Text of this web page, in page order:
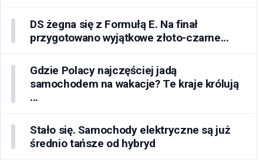
DS żegna się z Formułą E. Na finał
przygotowano wyjątkowe złoto-czarne...
Gdzie Polacy najczęściej jadą
samochodem na wakacje? Te kraje królują
...
Stało się. Samochody elektryczne są już
średnio tańsze od hybryd